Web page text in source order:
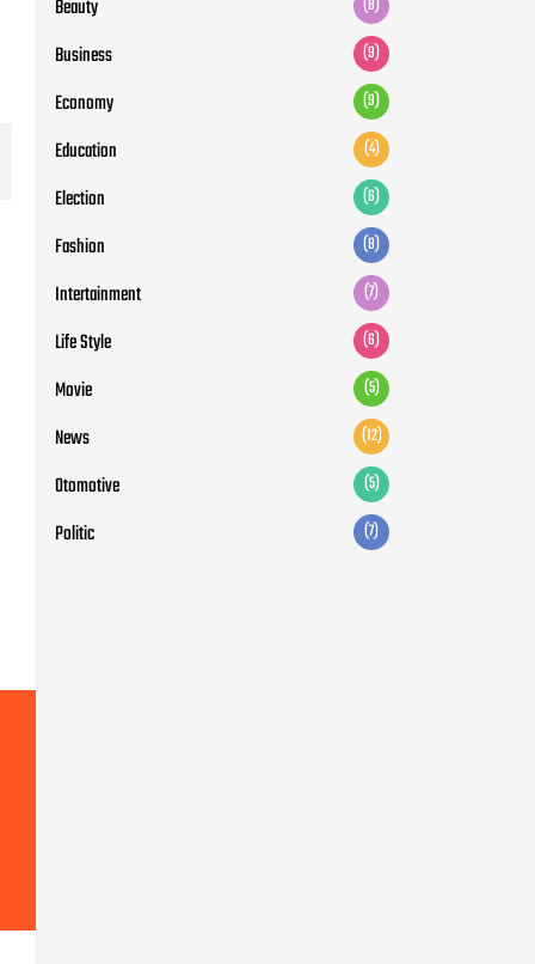
Fashion (8)
Intertainment (7)
Life Style (6)
Movie (5)
News (12)
Otomotive (5)
Politic (7)